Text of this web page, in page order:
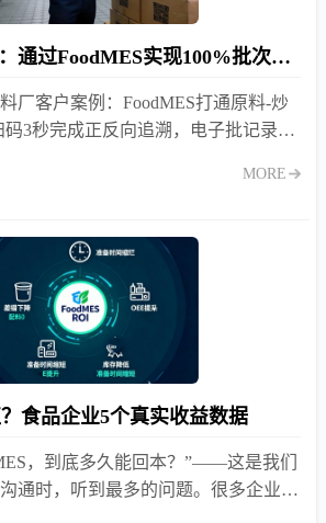
重庆火锅底料厂：通过FoodMES实现100%批次追溯，客户验厂一次通过
厂客户案例：FoodMES打通原料-炒
3秒完成正反向追溯，电子批记录自
MORE
食品企业5个真实收益数据
，到底多久能回本？”——这是我们
通时，听到最多的问题。很多企业因